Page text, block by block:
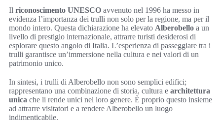
Il riconoscimento UNESCO avvenuto nel 1996 ha messo in
evidenza l’importanza dei trulli non solo per la regione, ma per il
mondo intero. Questa dichiarazione ha elevato Alberobello a un
livello di prestigio internazionale, attrarre turisti desiderosi di
esplorare questo angolo di Italia. L’esperienza di passeggiare tra i
trulli garantisce un’immersione nella cultura e nei valori di un
patrimonio unico.
In sintesi, i trulli di Alberobello non sono semplici edifici;
rappresentano una combinazione di storia, cultura e architettura
unica che li rende unici nel loro genere. È proprio questo insieme
ad attrarre visitatori e a rendere Alberobello un luogo
indimenticabile.